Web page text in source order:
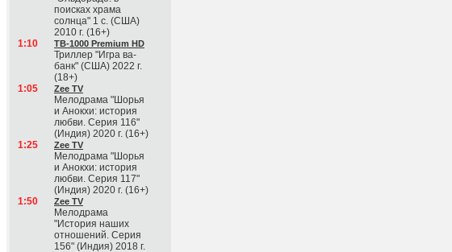
поисках храма
солнца" 1 с. (США)
2010 г. (16+)
1:10
ТВ-1000 Premium HD
Триллер "Игра ва-
банк" (США) 2022 г.
(18+)
1:05
Zee TV
Мелодрама "Шорья
и Анокхи: история
любви. Серия 116"
(Индия) 2020 г. (16+)
1:25
Zee TV
Мелодрама "Шорья
и Анокхи: история
любви. Серия 117"
(Индия) 2020 г. (16+)
1:50
Zee TV
Мелодрама
"История наших
отношений. Серия
156" (Индия) 2018 г.